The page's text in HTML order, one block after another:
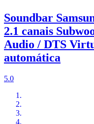
Soundbar
2.1 canais
Audio / DTS
automática
5.0